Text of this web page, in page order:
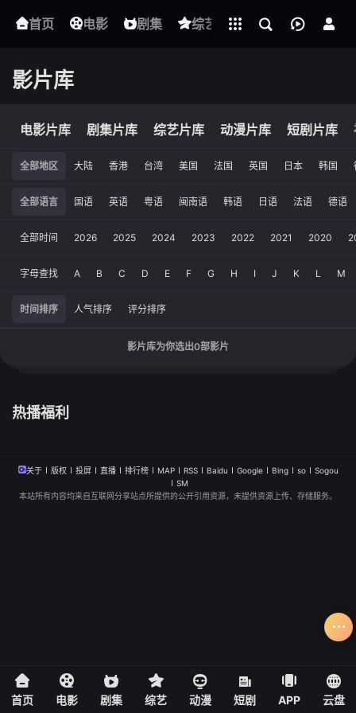
首页 电影 剧集 综艺 动漫 短剧
下载客户端
影片库
电影片库 剧集片库 综艺片库 动漫片库 短剧片库
全部地区 大陆 香港 台湾 美国 法国 英国 日本 韩国
全部语言 国语 英语 粤语 闽南语 韩语 日语 法语 德语
全部时间 2026 2025 2024 2023 2022 2021 2020
字母查找 A B C D E F G H I J K L M
时间排序 人气排序 评分排序
影片库为你选出0部影片
热播福利
关于 版权 投屏 直播 排行榜 MAP RSS Baidu Google Bing so
Sogou
SM
本站所有内容均来自互联网分享站点所提供的公开引用资源，未提供资源上传、存储服务。
首页 电影 剧集 综艺 动漫 短剧 APP 云盘